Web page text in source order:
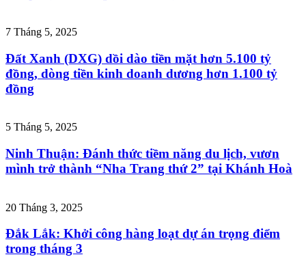
7 Tháng 5, 2025
Đất Xanh (DXG) dồi dào tiền mặt hơn 5.100 tỷ
đồng, dòng tiền kinh doanh dương hơn 1.100 tỷ
đồng
5 Tháng 5, 2025
Ninh Thuận: Đánh thức tiềm năng du lịch, vươn
mình trở thành “Nha Trang thứ 2” tại Khánh Hoà
20 Tháng 3, 2025
Đắk Lắk: Khởi công hàng loạt dự án trọng điểm
trong tháng 3